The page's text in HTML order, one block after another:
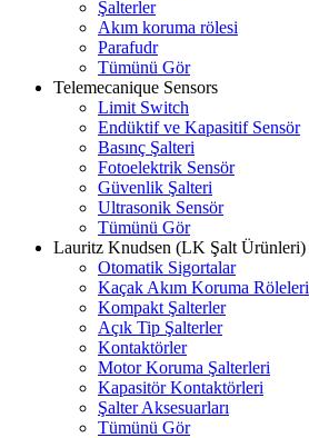
Şalterler
Akım koruma rölesi
Parafudr
Tümünü Gör
Telemecanique Sensors
Limit Switch
Endüktif ve Kapasitif Sensör
Basınç Şalteri
Fotoelektrik Sensör
Güvenlik Şalteri
Ultrasonik Sensör
Tümünü Gör
Lauritz Knudsen (LK Şalt Ürünleri)
Otomatik Sigortalar
Kaçak Akım Koruma Röleleri
Kompakt Şalterler
Açık Tip Şalterler
Kontaktörler
Motor Koruma Şalterleri
Kapasitör Kontaktörleri
Şalter Aksesuarları
Tümünü Gör